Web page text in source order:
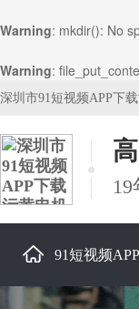
Warning: mkdir(): No
Warning:
深圳市91短视频APP下
91短视频